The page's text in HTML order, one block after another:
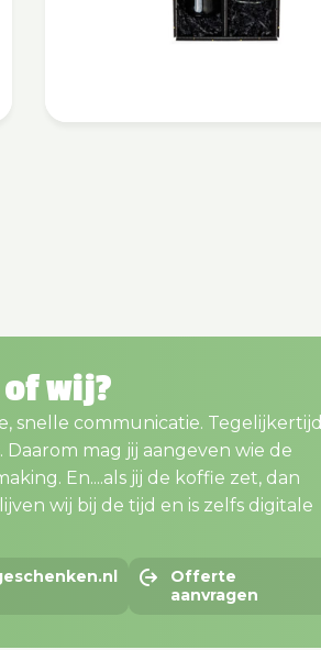
wij?
snelle communicatie. Tegelijkertijd
mag jij aangeven wie de
En....als jij de koffie zet, dan
wij bij de tijd en is zelfs digitale
Offerte
aanvragen